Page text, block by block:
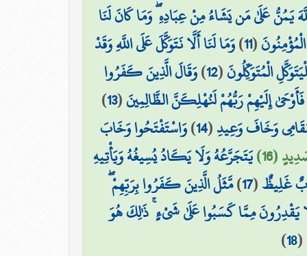
عَلَىٰ مَن يَشَاءُ مِنْ عِبَادِهِ ۖ وَمَا كَانَ لَنَا
(
11
)وَمَا لَنَا أَلَّا نَتَوَكَّلَ عَلَى اللَّهِ وَقَدْ
الْمُتَوَكِّلُونَ(
12
)وَقَالَ الَّذِينَ كَفَرُوا
إِلَيْهِمْ رَبُّهُمْ لَنُهْلِكَنَّ الظَّالِمِينَ(
13
)
وَخَافَ وَعِيدِ(
14
)وَاسْتَفْتَحُوا وَخَابَ
(16)
يَتَجَرَّعُهُ وَلَا يَكَادُ يُسِيغُهُ وَيَأْتِيهِ
غَلِيظٌ(
17
)مَّثَلُ الَّذِينَ كَفَرُوا بِرَبِّهِمْ ۖ
يَقْدِرُونَ مِمَّا كَسَبُوا عَلَىٰ شَيْءٍ ۚ ذَٰلِكَ هُوَ
(
18
)